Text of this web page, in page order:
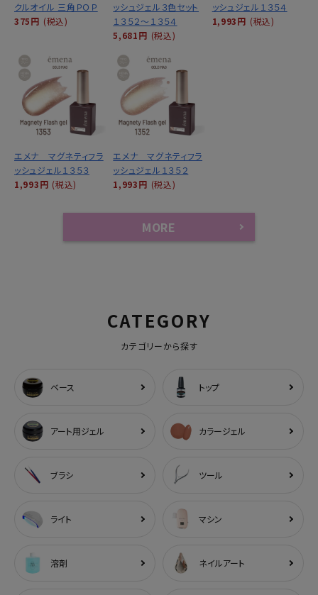
クルオイル 三角ＰＯＰ
375円 (税込)
ッシュジェル３色セット
１３５２～１３５４
5,681円 (税込)
ッシュジェル１３５４
1,993円 (税込)
エメナ マグネティフラ
ッシュジェル１３５３
1,993円 (税込)
エメナ マグネティフラ
ッシュジェル１３５２
1,993円 (税込)
MORE
CATEGORY
カテゴリーから探す
ベース トップ
アート用ジェル カラージェル
ブラシ ツール
ライト マシン
溶剤 ネイルアート